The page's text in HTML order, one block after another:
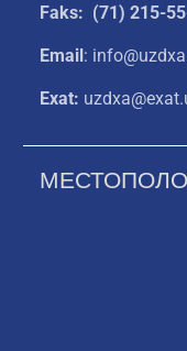
Faks: (71) 215-
Email:
Exat: